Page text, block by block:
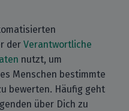
derVerantwortliche
nutzt, um
Menschen bestimmte
bewerten. Häufig geht
über Dich zu